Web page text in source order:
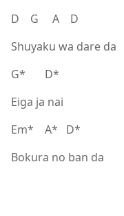
D G A D
Shuyaku wa dare da
G* D*
Eiga ja nai
Em* A* D*
Bokura no ban da